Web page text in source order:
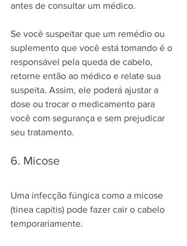
antes de consultar um médico.
Se você suspeitar que um remédio ou
suplemento que você está tomando é o
responsável pela queda de cabelo,
retorne então ao médico e relate sua
suspeita. Assim, ele poderá ajustar a
dose ou trocar o medicamento para
você com segurança e sem prejudicar
seu tratamento.
6. Micose
Uma infecção fúngica como a micose
(tinea capitis) pode fazer cair o cabelo
temporariamente.